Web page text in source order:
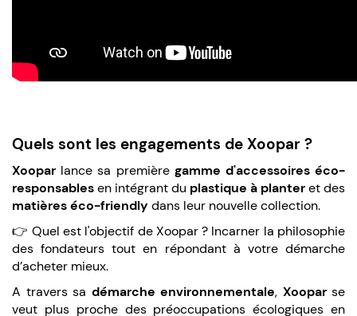
Quels sont les engagements de Xoopar ?
Xoopar lance sa première gamme d'accessoires éco-
responsablesen intégrant du plastique à planteret des
matières éco-friendly dans leur nouvelle collection.
👉 Quel est l'objectif de Xoopar ? Incarner la philosophie
des fondateurs tout en répondant à votre démarche
d’acheter mieux.
A travers sa démarche environnementale, Xooparse
veut plus proche des préoccupations écologiques en